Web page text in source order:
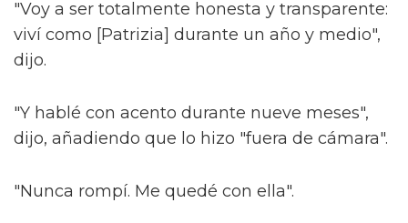
"Voy a ser totalmente honesta y transparente:
viví como [Patrizia] durante un año y medio",
dijo.
"Y hablé con acento durante nueve meses",
dijo, añadiendo que lo hizo "fuera de cámara".
"Nunca rompí. Me quedé con ella".